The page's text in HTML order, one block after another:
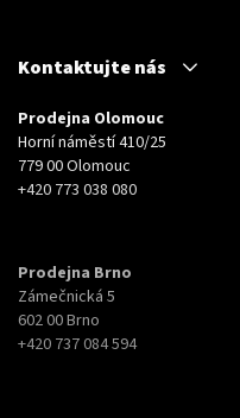
Kontaktujte nás
Prodejna Olomouc
Horní náměstí 410/25
779 00 Olomouc
+420 773 038 080
Prodejna Brno
Zámečnická 5
602 00 Brno
+420 737 084 594